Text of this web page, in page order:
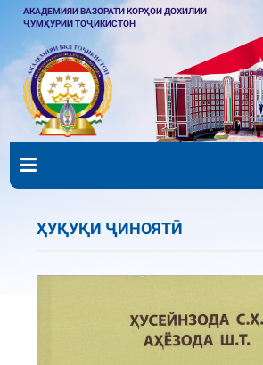
АКАДЕМИЯИ ВАЗОРАТИ КОРҲОИ ДОХИЛИИ
ҶУМҲУРИИ ТОҶИКИСТОН
ҲУҚУҚИ ҶИНОЯТӢ